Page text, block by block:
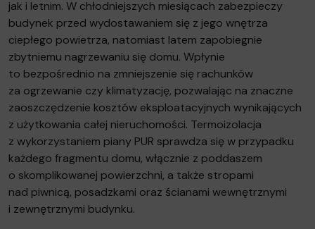
jak i letnim. W chłodniejszych miesiącach zabezpieczy
budynek przed wydostawaniem się z jego wnętrza
ciepłego powietrza, natomiast latem zapobiegnie
zbytniemu nagrzewaniu się domu. Wpłynie
to bezpośrednio na zmniejszenie się rachunków
za ogrzewanie czy klimatyzację, pozwalając na znaczne
zaoszczędzenie kosztów eksploatacyjnych wynikających
z użytkowania całej nieruchomości. Termoizolacja
z wykorzystaniem piany PUR sprawdza się w przypadku
każdego fragmentu domu, włącznie z poddaszem
o skomplikowanej powierzchni, a także stropami
nad piwnicą, posadzkami oraz ścianami wewnętrznymi
i zewnętrznymi budynku.